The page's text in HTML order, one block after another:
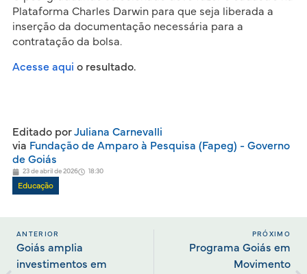
Plataforma Charles Darwin para que seja liberada a
inserção da documentação necessária para a
contratação da bolsa.
Acesse aqui o resultado.
Editado porJuliana Carnevalli
via Fundação de Amparo à Pesquisa (Fapeg) - Governo
de Goiás
23 de abril de 2026 18:30
Educação
ANTERIOR
Goiás amplia
investimentos em
PRÓXIMO
Programa Goiás em
Movimento